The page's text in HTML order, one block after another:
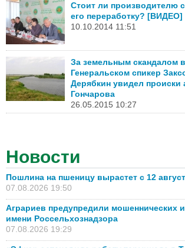
Стоит ли производителю
его переработку? [ВИДЕО]
10.10.2014 11:51
За земельным скандалом
Генеральском спикер
Дерябкин увидел происки
Гончарова
26.05.2015 10:27
Новости
Пошлина на пшеницу вырастет с 12
07.08.2026 19:50
Аграриев предупредили мошеннических
имени Россельхознадзора
07.08.2026 19:29